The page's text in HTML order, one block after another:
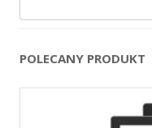
POLECANY PRODUKT